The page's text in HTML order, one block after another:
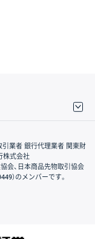
引業者 銀行代理業者 関東財
株式会社
会、日本商品先物取引協会
）のメンバーです。